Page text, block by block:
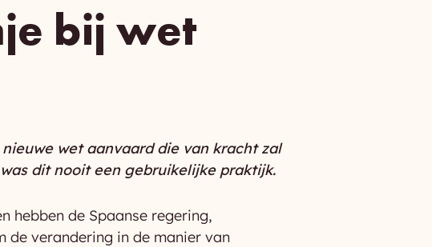
bij wet
wet aanvaard die van kracht zal
dit nooit een gebruikelijke praktijk.
hebben de Spaanse regering,
de verandering in de manier van